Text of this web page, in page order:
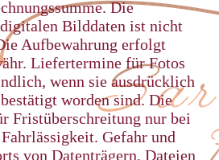
Die
Bilddaten ist nicht
Aufbewahrung erfolgt
Liefertermine für Fotos
wenn sie ausdrücklich
worden sind. Die
Fristüberschreitung nur bei
Gefahr und
von Datenträgern, Dateien